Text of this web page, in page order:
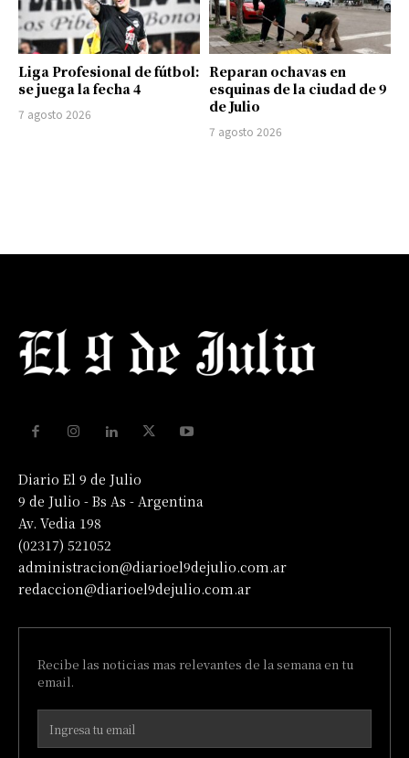
Liga Profesional de fútbol:
se juega la fecha 4
7 agosto 2026
Reparan ochavas en
esquinas de la ciudad de 9
de Julio
7 agosto 2026
Diario El 9 de Julio
9 de Julio - Bs As - Argentina
Av. Vedia 198
(02317) 521052
administracion@diarioel9dejulio.com.ar
redaccion@diarioel9dejulio.com.ar
Recibe las noticias mas relevantes de la semana en tu
email.